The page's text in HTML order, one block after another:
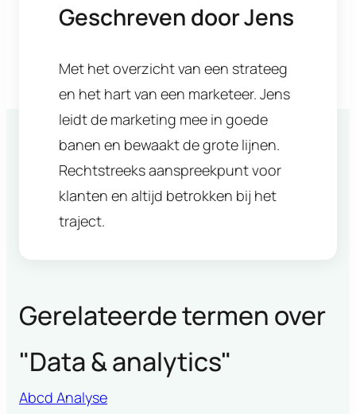
Geschreven doorJens
Met het overzicht van een strateeg
en het hart van een marketeer. Jens
leidt de marketing mee in goede
banen en bewaakt de grote lijnen.
Rechtstreeks aanspreekpunt voor
klanten en altijd betrokken bij het
traject.
Gerelateerde termen over
"Data & analytics"
Abcd Analyse